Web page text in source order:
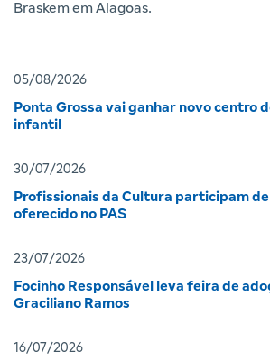
Braskem em Alagoas.
05/08/2026
Ponta Grossa vai ganhar novo centro
infantil
30/07/2026
Profissionais da Cultura participam
oferecido no PAS
23/07/2026
Focinho Responsável leva feira de
Graciliano Ramos
16/07/2026